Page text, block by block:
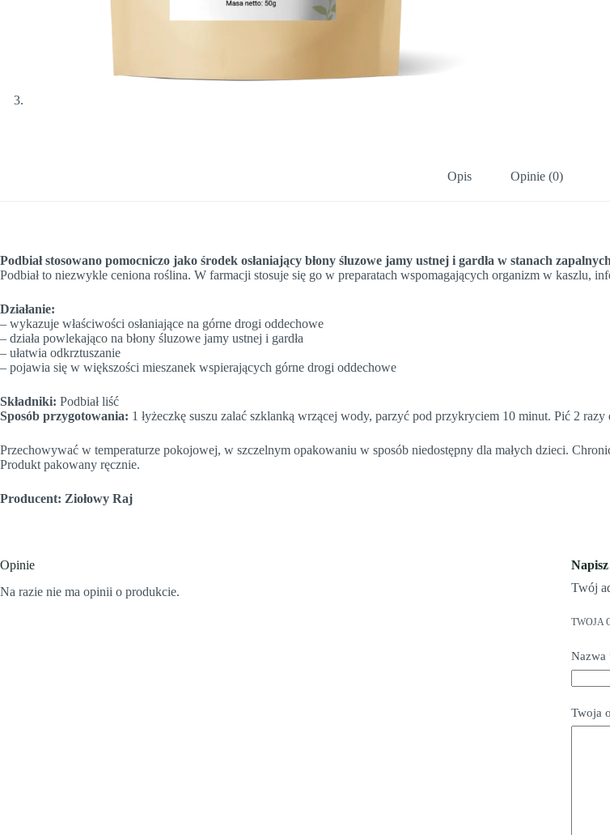
Opis Opinie (0)
Podbiał stosowano pomocniczo jako środek osłaniający błony śluzowe jamy ustnej i gardła w stanach
Podbiał to niezwykle ceniona roślina. W farmacji stosuje się go w preparatach wspomagających organizm w kaszlu,
Działanie:
– wykazuje właściwości osłaniające na górne drogi oddechowe
– działa powlekająco na błony śluzowe jamy ustnej i gardła
– ułatwia odkrztuszanie
– pojawia się w większości mieszanek wspierających górne drogi oddechowe
Składniki: Podbiał liść
Sposób przygotowania: 1 łyżeczkę suszu zalać szklanką wrzącej wody, parzyć pod przykryciem 10 minut. Pić 2 razy
Przechowywać w temperaturze pokojowej, w szczelnym opakowaniu w sposób niedostępny dla małych dzieci.
Produkt pakowany ręcznie.
Producent: Ziołowy Raj
Opinie
Na razie nie ma opinii o produkcie.
Twój
TWOJA
Nazwa
Twoja